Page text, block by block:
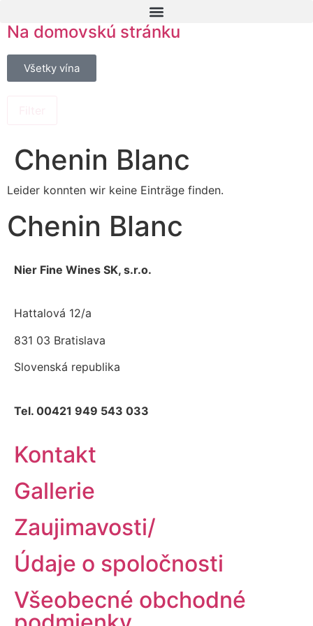
Na domovskú stránku
Všetky vína
Chenin Blanc
Leider konnten wir keine Einträge finden.
Chenin Blanc
Nier Fine Wines SK, s.r.o.
Hattalová 12/a
831 03 Bratislava
Slovenská republika
Tel. 00421 949 543 033
Kontakt
Gallerie
Zaujimavosti/
Údaje o spoločnosti
Všeobecné obchodné